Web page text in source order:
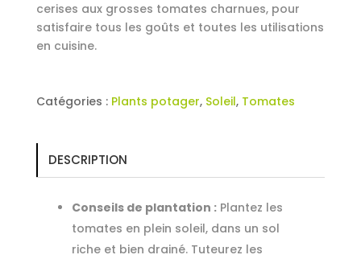
cerises aux grosses tomates charnues, pour
satisfaire tous les goûts et toutes les utilisations
en cuisine.
Catégories : Plants potager, Soleil, Tomates
DESCRIPTION
Conseils de plantation :Plantez les
tomates en plein soleil, dans un sol
riche et bien drainé. Tuteurez les